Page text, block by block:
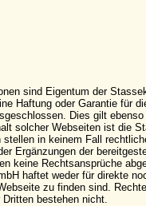
sind Eigentum der
Haftung oder Garantie für
Dies gilt
solcher Webseiten ist die
in keinem Fall
Ergänzungen der
keine Rechtsansprüche
haftet weder für direkte
zu finden sind.
bestehen nicht.